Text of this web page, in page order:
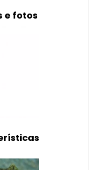
e fotos